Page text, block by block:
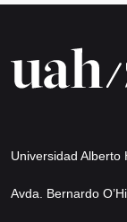
Universidad Alberto
Avda. Bernardo